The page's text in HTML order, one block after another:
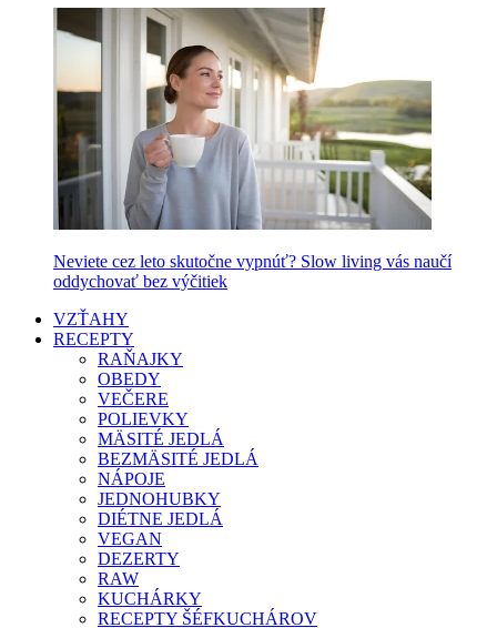
Neviete cez leto skutočne vypnúť? Slow living vás naučí
oddychovať bez výčitiek
VZŤAHY
RECEPTY
RAŇAJKY
OBEDY
VEČERE
POLIEVKY
MÄSITÉ JEDLÁ
BEZMÄSITÉ JEDLÁ
NÁPOJE
JEDNOHUBKY
DIÉTNE JEDLÁ
VEGAN
DEZERTY
RAW
KUCHÁRKY
RECEPTY ŠÉFKUCHÁROV